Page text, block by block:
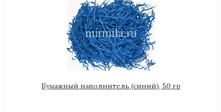
Бумажный наполнитель (синий), 50 гр